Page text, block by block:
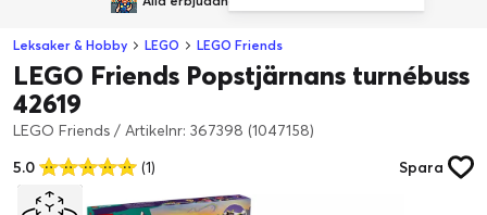
Leksaker & Hobby LEGO LEGO Friends
LEGO Friends Popstjärnans turnébuss
42619
LEGO Friends / Artikelnr: 367398 (1047158)
5.0
(1) Spara